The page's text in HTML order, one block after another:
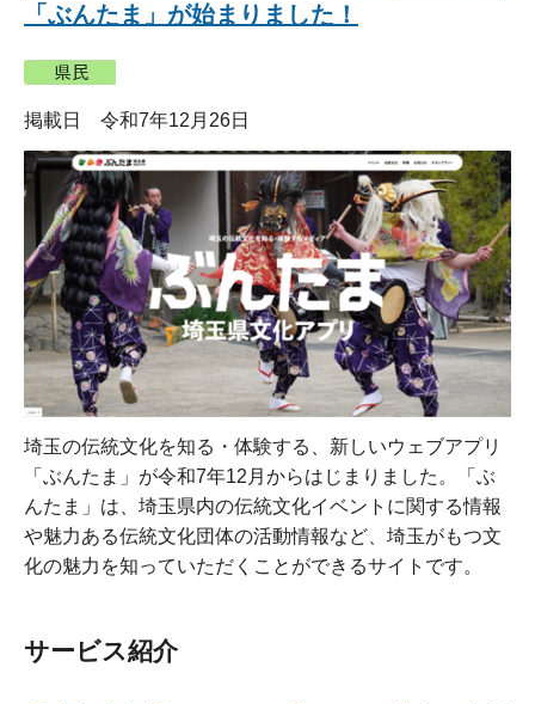
「ぶんたま」が始まりました！
掲載日 令和7年12月26日
埼玉の伝統文化を知る・体験する、新しいウェブアプリ
「ぶんたま」が令和7年12月からはじまりました。「ぶ
んたま」は、埼玉県内の伝統文化イベントに関する情報
や魅力ある伝統文化団体の活動情報など、埼玉がもつ文
化の魅力を知っていただくことができるサイトです。
サービス紹介